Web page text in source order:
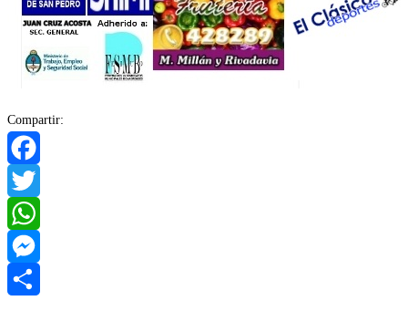
Compartir:
Facebook
Twitter
WhatsApp
Messenger